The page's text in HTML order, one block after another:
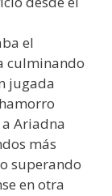
el
culminando
jugada
Ariadna
más
superando
en otra